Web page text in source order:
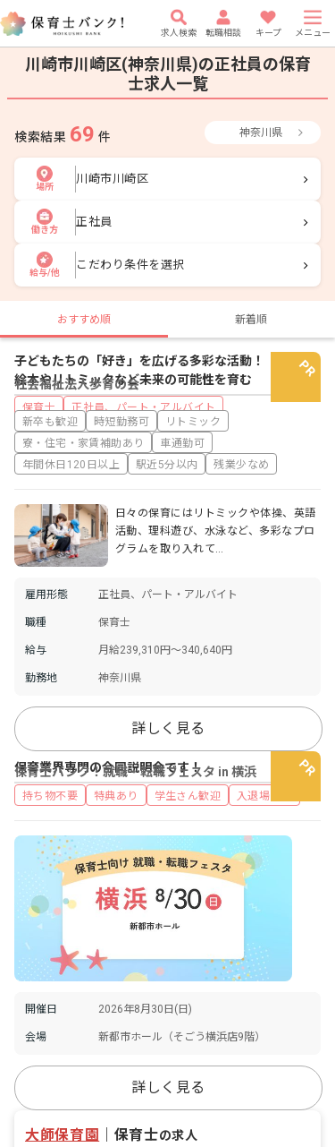
求人検索 転職相談 キープ メニュー
川崎市川崎区(神奈川県)の正社員の保育
士求人一覧
検索結果 69 件 神奈川県
場所
川崎市川崎区
働き方
正社員
給与/他
こだわり条件を選択
おすすめ順 新着順
社会福祉法人歩育の会
保育士 正社員、パート・アルバイト
子どもたちの「好き」を広げる多彩な活動！
絵本やリトミックなど未来の可能性を育む
新卒も歓迎 時短勤務可
リトミック
寮・住宅・家賃補助あり
車通勤可
年間休日120日以上
駅近5分以内 残業少なめ
日々の保育にはリトミックや体操、英語
活動、理科遊び、水泳など、多彩なプロ
グラムを取り入れて…
雇用形態 正社員、パート・アルバイト
職種 保育士
給与 月給239,310円～340,640円
勤務地 神奈川県
詳しく見る
保育士バンク！就職・転職フェスタ in 横浜
保育業界専門の合同説明会です！
持ち物不要 特典あり 学生さん歓迎 入退場自由
開催日 2026年8月30日(日)
会場 新都市ホール（そごう横浜店9階）
詳しく見る
大師保育園 保育士の求人